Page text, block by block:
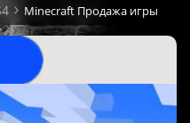
Minecraft Продажа игры